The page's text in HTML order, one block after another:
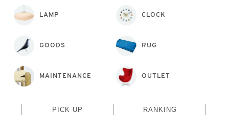
LAMP CLOCK
GOODS RUG
MAINTENANCE OUTLET
PICK UP RANKING